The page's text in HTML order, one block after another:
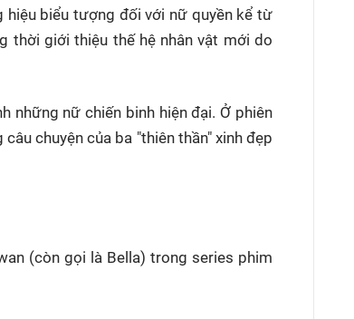
hiệu biểu tượng đối với nữ quyền kể từ
thời giới thiệu thế hệ nhân vật mới do
những nữ chiến binh hiện đại. Ở phiên
chuyện của ba "thiên thần" xinh đẹp
(còn gọi là Bella) trong series phim